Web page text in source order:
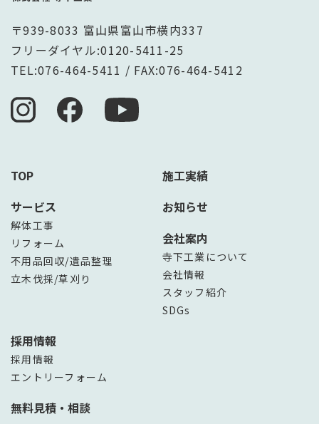
〒939-8033 富山県富山市横内337
フリーダイヤル:0120-5411-25
TEL:076-464-5411 / FAX:076-464-5412
TOP
サービス
解体工事
リフォーム
不用品回収/遺品整理
立木伐採/草刈り
施工実績
お知らせ
会社案内
寺下工業について
会社情報
スタッフ紹介
SDGs
採用情報
採用情報
エントリーフォーム
無料見積・相談